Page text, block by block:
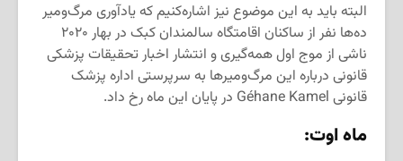
البته باید به این موضوع نیز اشاره‌کنیم که یادآوری مرگ‌ومیر
ده‌ها نفر از ساکنان اقامتگاه سالمندان کبک در بهار ۲۰۲۰
ناشی از موج اول همه‌گیری و انتشار اخبار تحقیقات پزشکی
قانونی درباره این مرگ‌ومیرها به سرپرستی اداره پزشک
قانونی Géhane Kamel در پایان این ماه رخ داد.
ماه اوت: